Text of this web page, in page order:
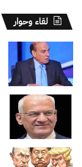
لقاء وحوار